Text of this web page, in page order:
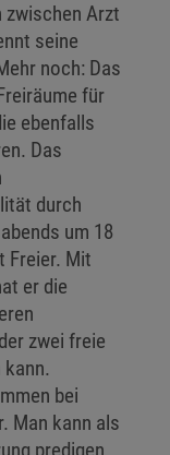
zwischen Arzt
seine
noch: Das
für
ebenfalls
Das
durch
um 18
Freier. Mit
er die
zwei freie
kann.
bei
Man kann als